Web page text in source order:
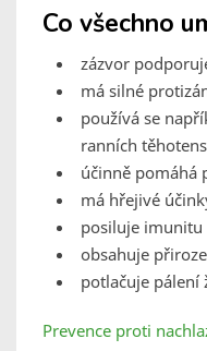
Co všechno
zázvor
má silné
používá se
ranních
účinně pomáhá
má hřejivé
posiluje imunitu
obsahuje
potlačuje pálení
Prevence proti